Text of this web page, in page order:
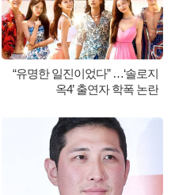
“유명한 일진이었다” …‘솔로지
옥4’ 출연자 학폭 논란